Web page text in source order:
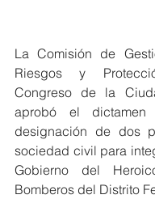
La Comisión de
Riesgos y
Congreso de la
aprobó el
designación de dos
sociedad civil para
Gobierno del
Bomberos del Distrito